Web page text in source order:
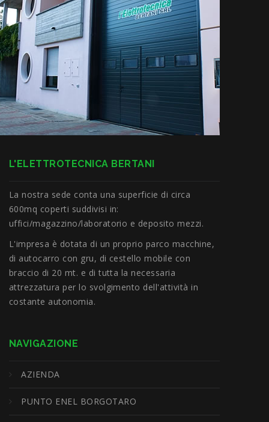
L'ELETTROTECNICA BERTANI
La nostra sede conta una superficie di circa
600mq coperti suddivisi in:
uffici/magazzino/laboratorio e deposito mezzi.
L'impresa è dotata di un proprio parco macchine,
di autocarro con gru, di cestello mobile con
braccio di 20 mt. e di tutta la necessaria
attrezzatura per lo svolgimento dell'attività in
costante autonomia.
NAVIGAZIONE
AZIENDA
PUNTO ENEL BORGOTARO